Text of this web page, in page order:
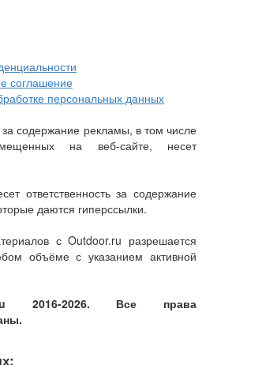
соглашение
персональных данных
за содержание рекламы, в том числе
на веб-сайте, несет
ответственность за содержание
даются гиперссылки.
с Outdoor.ru разрешается
объёме с указанием активной
2016-2026. Все права